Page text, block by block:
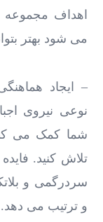
اهداف مجموعه
می شود بهتر
– ایجاد
نوعی نیروی
شما کمک می
تلاش کنید.
سردرگمی و
و ترتیب می دهد.